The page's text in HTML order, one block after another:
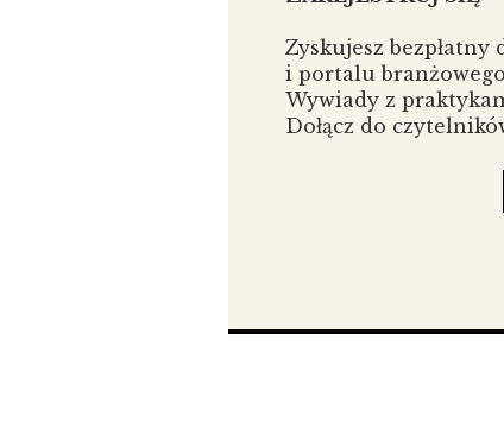
musi być czasem defensywy
Zyskujesz bezpłatny
i portalu
Wywiady z
Dołącz do